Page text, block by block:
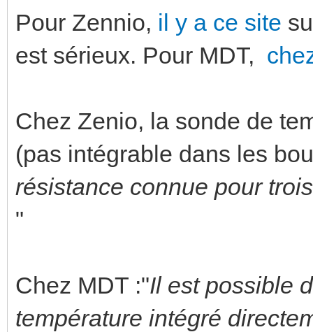
Pour Zennio, il y a ce site
est sérieux. Pour MDT,
Chez Zenio, la sonde de
(pas intégrable dans les
résistance connue pour
"
Chez MDT :"Il est possible
température intégré